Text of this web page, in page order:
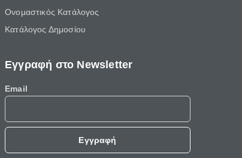
Ονομαστικός Κατάλογος
Κατάλογος Δημοσίου
Εγγραφή στο Newsletter
Email
Εγγραφή